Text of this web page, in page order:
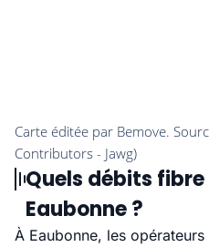
Quels débits
Eaubonne ?
À Eaubonne, les